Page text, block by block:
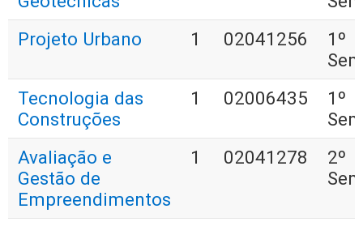
Projeto Urbano
1 02041256
1º
Tecnologia das
Construções
1 02006435
1º
Avaliação e
Gestão de
Empreendimentos
1 02041278
2º